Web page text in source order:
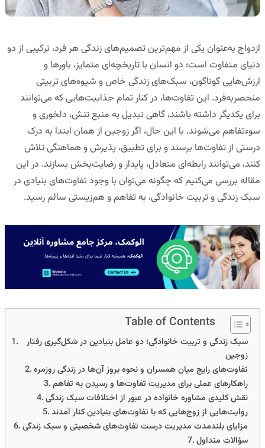
ازدواج به‌عنوان یکی از مهم‌ترین تصمیم‌های زندگی هر فرد، ترکیبی از دو
دنیای متفاوت است؛ دو انسان با تاریخچه‌ای متمایز، باورها و
ارزش‌هایی گوناگون، سبک‌های زندگی خاص و شیوه‌های تربیتی
منحصر‌به‌فرد. این تفاوت‌ها، در کنار تمام جذابیت‌هایی که می‌توانند
برای یکدیگر داشته باشند، گاهی تبدیل به منبع تنش، دلخوری و
سوءتفاهم می‌شوند. با این حال، اگر زوجین از همان ابتدا به درک
درستی از تفاوت‌ها برسند و برای تطبیق، پذیرش و هماهنگی تلاش
کنند، می‌توانند رابطه‌ای متعادل، پایدار و رضایت‌بخش بسازند. در این
مقاله بررسی می‌کنیم که چگونه می‌توان با وجود تفاوت‌های بنیادی در
سبک زندگی و تربیت خانوادگی، به تفاهم و هم‌زیستی سالم رسید.
Table of Contents
سبک زندگی و تربیت خانوادگی؛ دو عامل بنیادین در شکل‌گیری رفتار
زوجین
تفاوت‌های رایج میان همسران و نحوه بروز آن‌ها در زندگی روزمره
راهکارهای عملی برای مدیریت تفاوت‌ها و رسیدن به تفاهم
نقش کلیدی مشاوره خانواده در عبور از اختلافات سبک زندگی
روایت‌هایی از زوج‌هایی که با تفاوت‌های بنیادین کنار آمدند
مزایای بلندمدت مدیریت درست تفاوت‌های شخصیتی و سبک زندگی
سؤالات متداول